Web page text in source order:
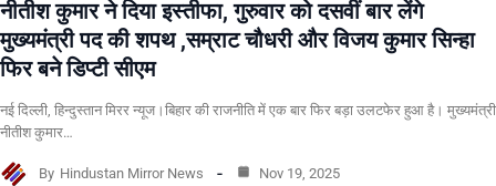
नीतीश कुमार ने दिया इस्तीफा, गुरुवार को दसवीं बार लेंगे
मुख्यमंत्री पद की शपथ ,सम्राट चौधरी और विजय कुमार सिन्हा
फिर बने डिप्टी सीएम
नई दिल्ली, हिन्दुस्तान मिरर न्यूज।बिहार की राजनीति में एक बार फिर बड़ा उलटफेर हुआ है। मुख्यमंत्री
नीतीश कुमार…
By Hindustan Mirror News Nov 19, 2025